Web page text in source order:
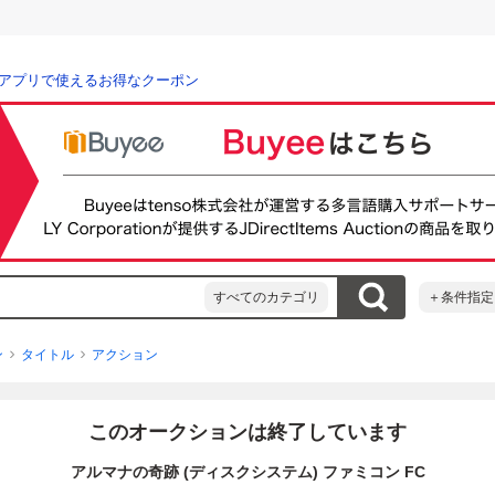
プリで使えるお得なクーポン
すべてのカテゴリ ＋条件指定
タイトル アクション
このオークションは終了しています
アルマナの奇跡 (ディスクシステム) ファミコン FC